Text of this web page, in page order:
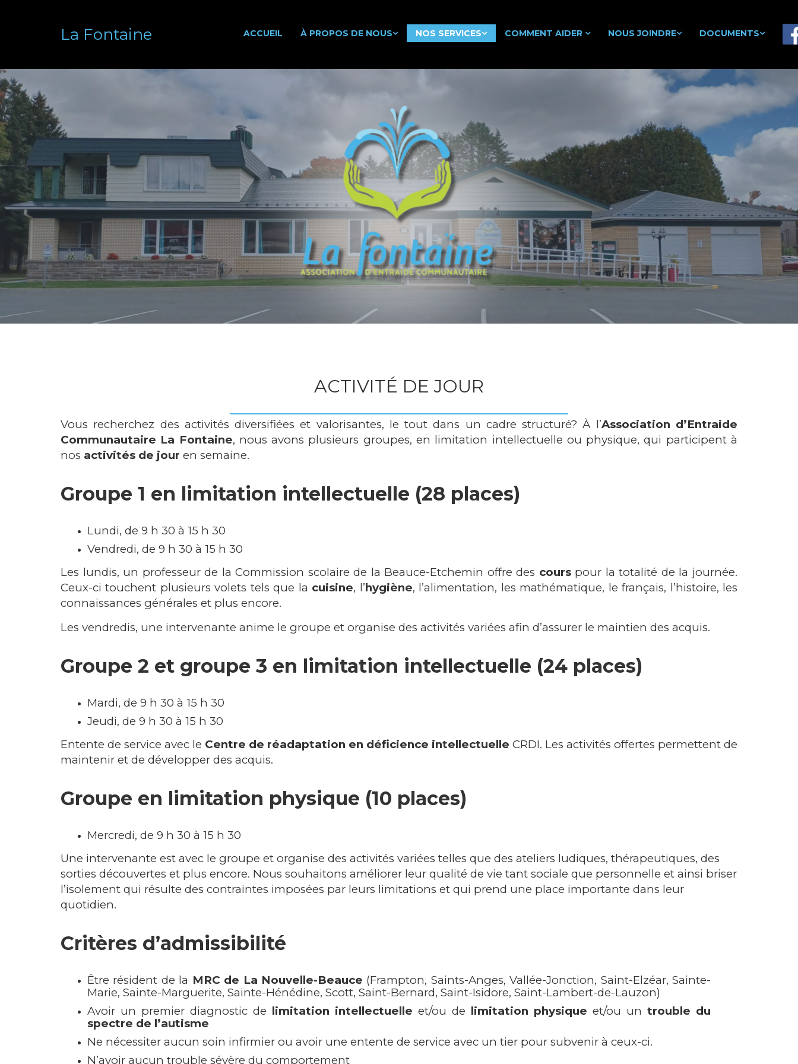
La Fontaine ACCUEIL À PROPOS DE NOUS NOS SERVICES COMMENT AIDER NOUS JOINDRE DOCUMENTS
ACTIVITÉ DE JOUR
Vous recherchez des activités diversifiées et valorisantes, le tout dans un cadre structuré? À l’Association d’Entraide
Communautaire La Fontaine, nous avons plusieurs groupes, en limitation intellectuelle ou physique, qui participent à
nos activités de jour en semaine.
Groupe 1 en limitation intellectuelle (28 places)
Lundi, de 9 h 30 à 15 h 30
Vendredi, de 9 h 30 à 15 h 30
Les lundis, un professeur de la Commission scolaire de la Beauce-Etchemin offre des courspour la totalité de la journée.
Ceux-ci touchent plusieurs volets tels que la cuisine, l’hygiène, l’alimentation, les mathématique, le français, l’histoire, les
connaissances générales et plus encore.
Les vendredis, une intervenante anime le groupe et organise des activités variées afin d’assurer le maintien des acquis.
Groupe 2 et groupe 3 en limitation intellectuelle (24 places)
Mardi, de 9 h 30 à 15 h 30
Jeudi, de 9 h 30 à 15 h 30
Entente de service avec le Centre de réadaptation en déficience intellectuelle CRDI. Les activités offertes permettent de
maintenir et de développer des acquis.
Groupe en limitation physique (10 places)
Mercredi, de 9 h 30 à 15 h 30
Une intervenante est avec le groupe et organise des activités variées telles que des ateliers ludiques, thérapeutiques, des
sorties découvertes et plus encore. Nous souhaitons améliorer leur qualité de vie tant sociale que personnelle et ainsi briser
l’isolement qui résulte des contraintes imposées par leurs limitations et qui prend une place importante dans leur
quotidien.
Critères d’admissibilité
Être résident de la MRC de La Nouvelle-Beauce (Frampton, Saints-Anges, Vallée-Jonction, Saint-Elzéar, Sainte-
Marie, Sainte-Marguerite, Sainte-Hénédine, Scott, Saint-Bernard, Saint-Isidore, Saint-Lambert-de-Lauzon)
Avoir un premier diagnostic de limitation intellectuelle et/ou de limitation physique et/ou un trouble du
spectre de l’autisme
Ne nécessiter aucun soin infirmier ou avoir une entente de service avec un tier pour subvenir à ceux-ci.
N’avoir aucun trouble sévère du comportement